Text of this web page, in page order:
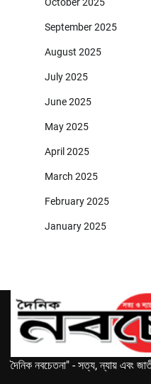
October 2025
September 2025
August 2025
July 2025
June 2025
May 2025
April 2025
March 2025
February 2025
January 2025
দৈনিক নবচেতনা" - সত্য, ন্যায় এবং